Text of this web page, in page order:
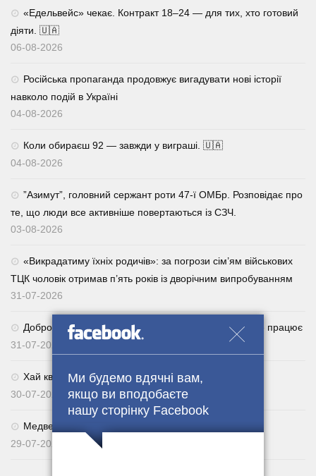
Ми будемо вдячні вам,
якщо ви вподобаєте
нашу сторінку Facebook
«Едельвейс» чекає. Контракт 18–24 — для тих, хто готовий
діяти. 🇺🇦
06-08-2026
Російська пропаганда продовжує вигадувати нові історії
навколо подій в Україні
04-08-2026
Коли обираєш 92 — завжди у виграші. 🇺🇦
04-08-2026
⁨”Азимут”, головний сержант роти 47-ї ОМБр. Розповідає про
те, що люди все активніше повертаються із СЗЧ.
03-08-2026
«Викрадатиму їхніх родичів»: за погрози сім’ям військових
ТЦК чоловік отримав п’ять років із дворічним випробуванням
31-07-2026
Добровільне повернення із СЗЧ через Армія+: як це працює
31-07-2026
Хай квітне українське поле. 🌾🇺🇦
30-07-2026
Медведчуку оголосили нову підозру
29-07-2026